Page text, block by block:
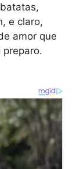
e claro,
amor que